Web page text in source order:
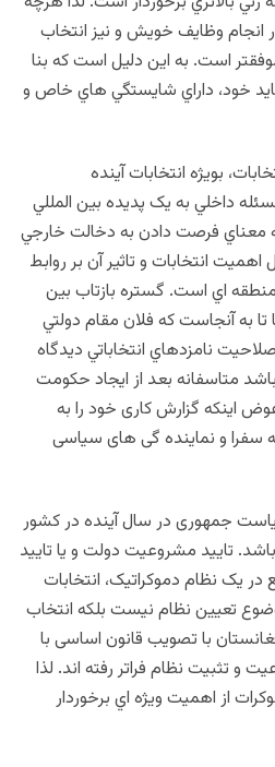
انجام وظايف خويش و نيز انتخاب
است. به اين دليل است که بنا
خود، داراي شايستگي هاي خاص و
بويژه انتخابات آینده
داخلي به يک پديده بين المللي
معناي فرصت دادن به دخالت خارجي
انتخابات و تاثير آن بر روابط
اي است. گستره بازتاب بين
تا به آنجاست که فلان مقام دولتي
نامزدهاي انتخاباتي دیدگاه
متاسفانه بعد از ایجاد حکومت
اینکه گزارش کاری خود را به
به سفرا و نماینده گی های سیاسی
و ریاست جمهوری در سال آینده در کشور
تاييد مشروعيت دولت و يا تاييد
يک نظام دموکراتيک، انتخابات
تعيين نظام نيست بلکه انتخاب
با تصویب قانون اساسی با
و تثبيت نظام فراتر رفته اند. لذا
از اهميت ويژه اي برخوردار